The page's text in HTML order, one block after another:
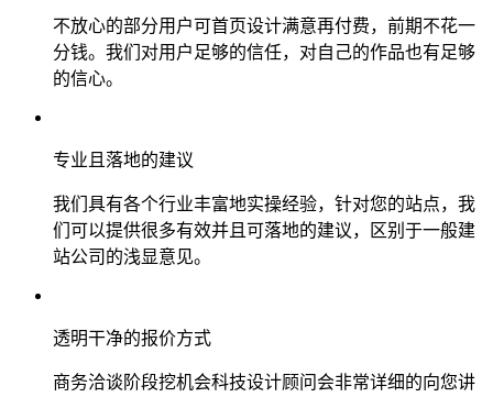
不放心的部分用户可首页设计满意再付费，前期不花一
分钱。我们对用户足够的信任，对自己的作品也有足够
的信心。
专业且落地的建议
我们具有各个行业丰富地实操经验，针对您的站点，我
们可以提供很多有效并且可落地的建议，区别于一般建
站公司的浅显意见。
透明干净的报价方式
商务洽谈阶段挖机会科技设计顾问会非常详细的向您讲